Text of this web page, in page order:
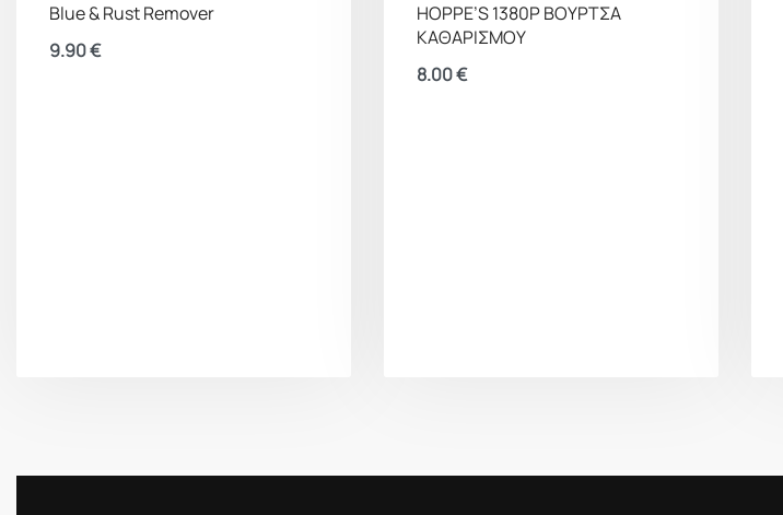
Blue & Rust Remover
9.90€
HOPPE’S 1380P ΒΟΥΡΤΣΑ
ΚΑΘΑΡΙΣΜΟΥ
8.00€